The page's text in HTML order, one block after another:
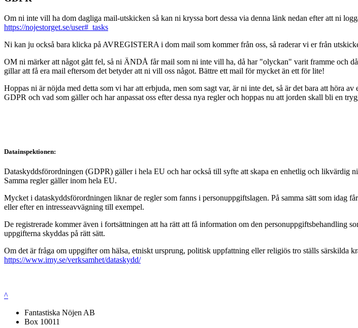
Om ni inte vill ha dom dagliga mail-utskicken så kan ni kryssa bort dessa via denna länk nedan efter att ni
https://nojestorget.se/user#_tasks
Ni kan ju också bara klicka på AVREGISTERA i dom mail som kommer från oss, så raderar vi er från
OM ni märker att något gått fel, så ni ÄNDÅ får mail som ni inte vill ha, då har "olyckan" varit framme och
gillar att få era mail eftersom det betyder att ni vill oss något. Bättre ett mail för mycket än ett för lite!
Hoppas ni är nöjda med detta som vi har att erbjuda, men som sagt var, är ni inte det, så är det bara att
GDPR och vad som gäller och har anpassat oss efter dessa nya regler och hoppas nu att jorden skall bli en
Datainspektionen:
Dataskyddsförordningen (GDPR) gäller i hela EU och har också till syfte att skapa en enhetlig och likvärdig
Samma regler gäller inom hela EU.
Mycket i dataskyddsförordningen liknar de regler som fanns i personuppgiftslagen. På samma sätt som idag
eller efter en intresseavvägning till exempel.
De registrerade kommer även i fortsättningen att ha rätt att få information om den personuppgiftsbehandling
uppgifterna skyddas på rätt sätt.
Om det är fråga om uppgifter om hälsa, etniskt ursprung, politisk uppfattning eller religiös tro ställs särskilda
https://www.imy.se/verksamhet/dataskydd/
^
Fantastiska Nöjen AB
Box 10011